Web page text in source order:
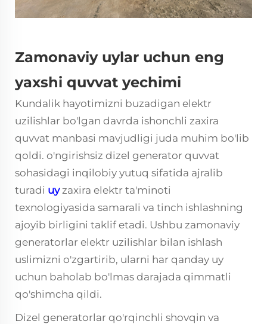
Zamonaviy uylar uchun eng
yaxshi quvvat yechimi
Kundalik hayotimizni buzadigan elektr
uzilishlar bo'lgan davrda ishonchli zaxira
quvvat manbasi mavjudligi juda muhim bo'lib
qoldi. o'ngirishsiz dizel generator quvvat
sohasidagi inqilobiy yutuq sifatida ajralib
turadi uyzaxira elektr ta'minoti
texnologiyasida samarali va tinch ishlashning
ajoyib birligini taklif etadi. Ushbu zamonaviy
generatorlar elektr uzilishlar bilan ishlash
uslimizni o'zgartirib, ularni har qanday uy
uchun baholab bo'lmas darajada qimmatli
qo'shimcha qildi.
Dizel generatorlar qo'rqinchli shovqin va